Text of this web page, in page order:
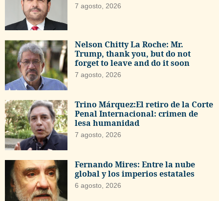
7 agosto, 2026
Nelson Chitty La Roche: Mr.
Trump, thank you, but do not
forget to leave and do it soon
7 agosto, 2026
Trino Márquez:El retiro de la Corte
Penal Internacional: crimen de
lesa humanidad
7 agosto, 2026
Fernando Mires: Entre la nube
global y los imperios estatales
6 agosto, 2026